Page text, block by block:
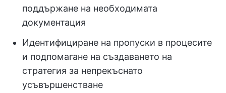
поддържане на необходимата
документация
Идентифициране на пропуски в процесите
и подпомагане на създаването на
стратегия за непрекъснато
усъвършенстване